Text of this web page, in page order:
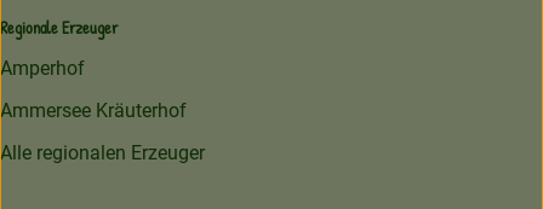
Regionale Erzeuger
Amperhof
Ammersee Kräuterhof
Alle regionalen Erzeuger